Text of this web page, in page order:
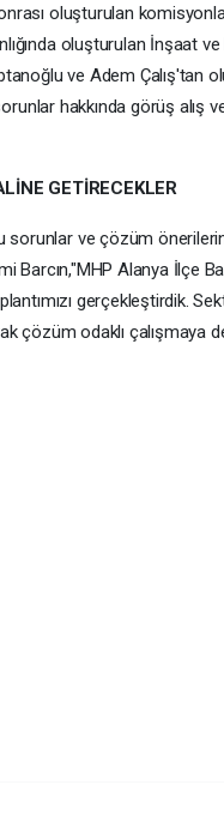
oluşturulan komisyonlar
oluşturulan İnşaat
ve Adem Çalış'tan
hakkında görüş alış
GETİRECEKLER
sorunlar ve çözüm
Barcın,"MHP Alanya İlçe
gerçekleştirdik.
çözüm odaklı çalışmaya